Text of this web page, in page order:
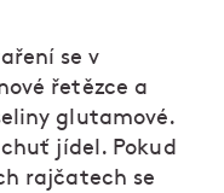
se v
řetězce a
glutamové.
jídel. Pokud
rajčatech se